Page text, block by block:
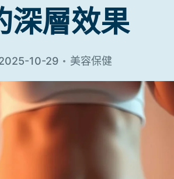
深層效果
10-29 美容保健